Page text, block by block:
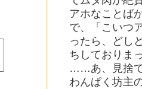
アホなことば
で、「こいつ
ったら、どし
ちしておりま
……あ、見捨て
わんぱく坊主